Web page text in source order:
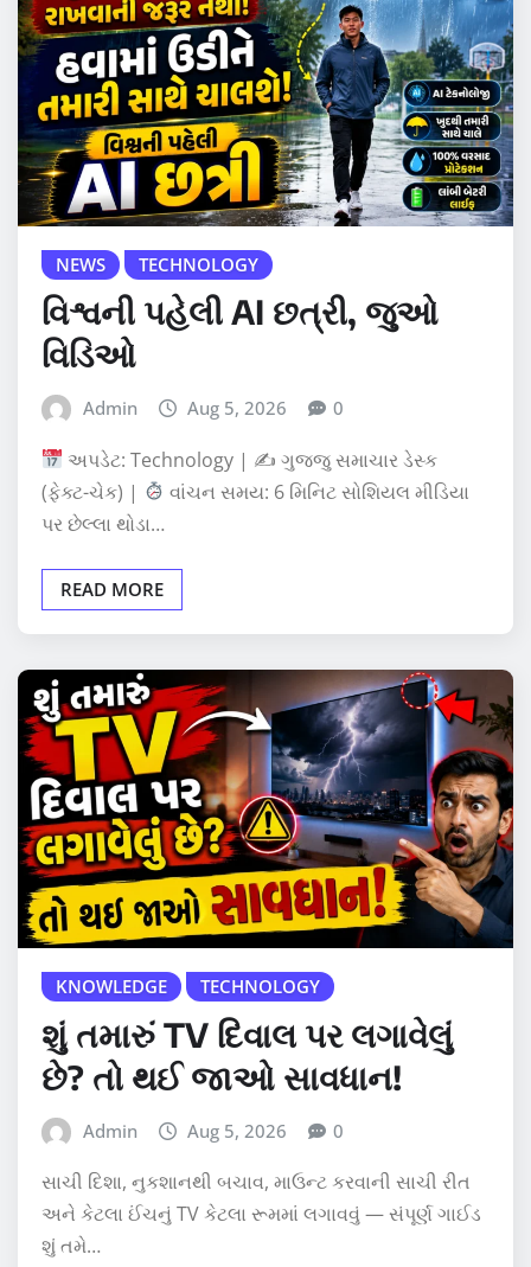
NEWS TECHNOLOGY
વિશ્વની પહેલી AI છત્રી, જુઓ
વિડિઓ
Admin Aug 5, 2026 0
અપડેટ: Technology | ✍ ગુજ્જુ સમાચાર ડેસ્ક
(ફેક્ટ-ચેક) |
વાંચન સમય: 6 મિનિટ સોશિયલ મીડિયા
પર છેલ્લા થોડા…
READ MORE
KNOWLEDGE TECHNOLOGY
શું તમારું TV દિવાલ પર લગાવેલું
છે? તો થઈ જાઓ સાવધાન!
Admin Aug 5, 2026 0
સાચી દિશા, નુકશાનથી બચાવ, માઉન્ટ કરવાની સાચી રીત
અને કેટલા ઈંચનું TV કેટલા રૂમમાં લગાવવું — સંપૂર્ણ ગાઈડ
શું તમે…